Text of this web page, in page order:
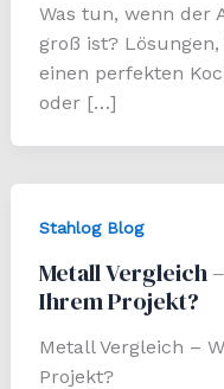
Was tun, wenn der
groß ist?
einen perfekten
oder […]
Stahlog Blog
Metall Vergleich
Ihrem Projekt?
Metall Vergleich –
Projekt?